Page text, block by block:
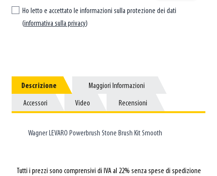
Ho letto e accettato le informazioni sulla protezione dei dati
(informativa sulla privacy)
Descrizione
Descrizione Maggiori Informazioni
Maggiori Informazioni
Accessori
Accessori Video
Video Recensioni
Recensioni
Wagner LEVARO Powerbrush Stone Brush Kit Smooth
Tutti i prezzi sono comprensivi di IVA al 22% senza spese di spedizione